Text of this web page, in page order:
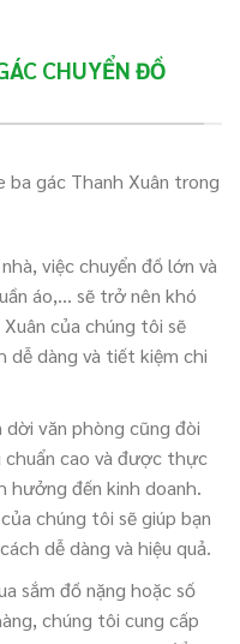
CHUYỂN ĐỒ
ba gác Thanh Xuân trong
việc chuyển đồ lớn và
áo,… sẽ trở nên khó
của chúng tôi sẽ
dễ dàng và tiết kiệm chi
dời văn phòng cũng đòi
chuẩn cao và được thực
hưởng đến kinh doanh.
chúng tôi sẽ giúp bạn
dễ dàng và hiệu quả.
sắm đồ nặng hoặc số
chúng tôi cung cấp